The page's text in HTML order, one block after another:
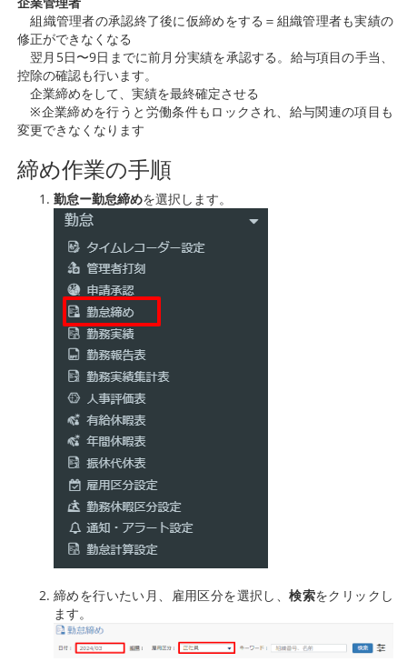
組織管理者の承認終了後に仮締めをする＝組織管理者も実績の
修正ができなくなる
翌月5日〜9日までに前月分実績を承認する。給与項目の手当、
控除の確認も行います。
企業締めをして、実績を最終確定させる
※企業締めを行うと労働条件もロックされ、給与関連の項目も
変更できなくなります
締め作業の手順
勤怠ー勤怠締めを選択します。
締めを行いたい月、雇用区分を選択し、検索をクリックし
ます。